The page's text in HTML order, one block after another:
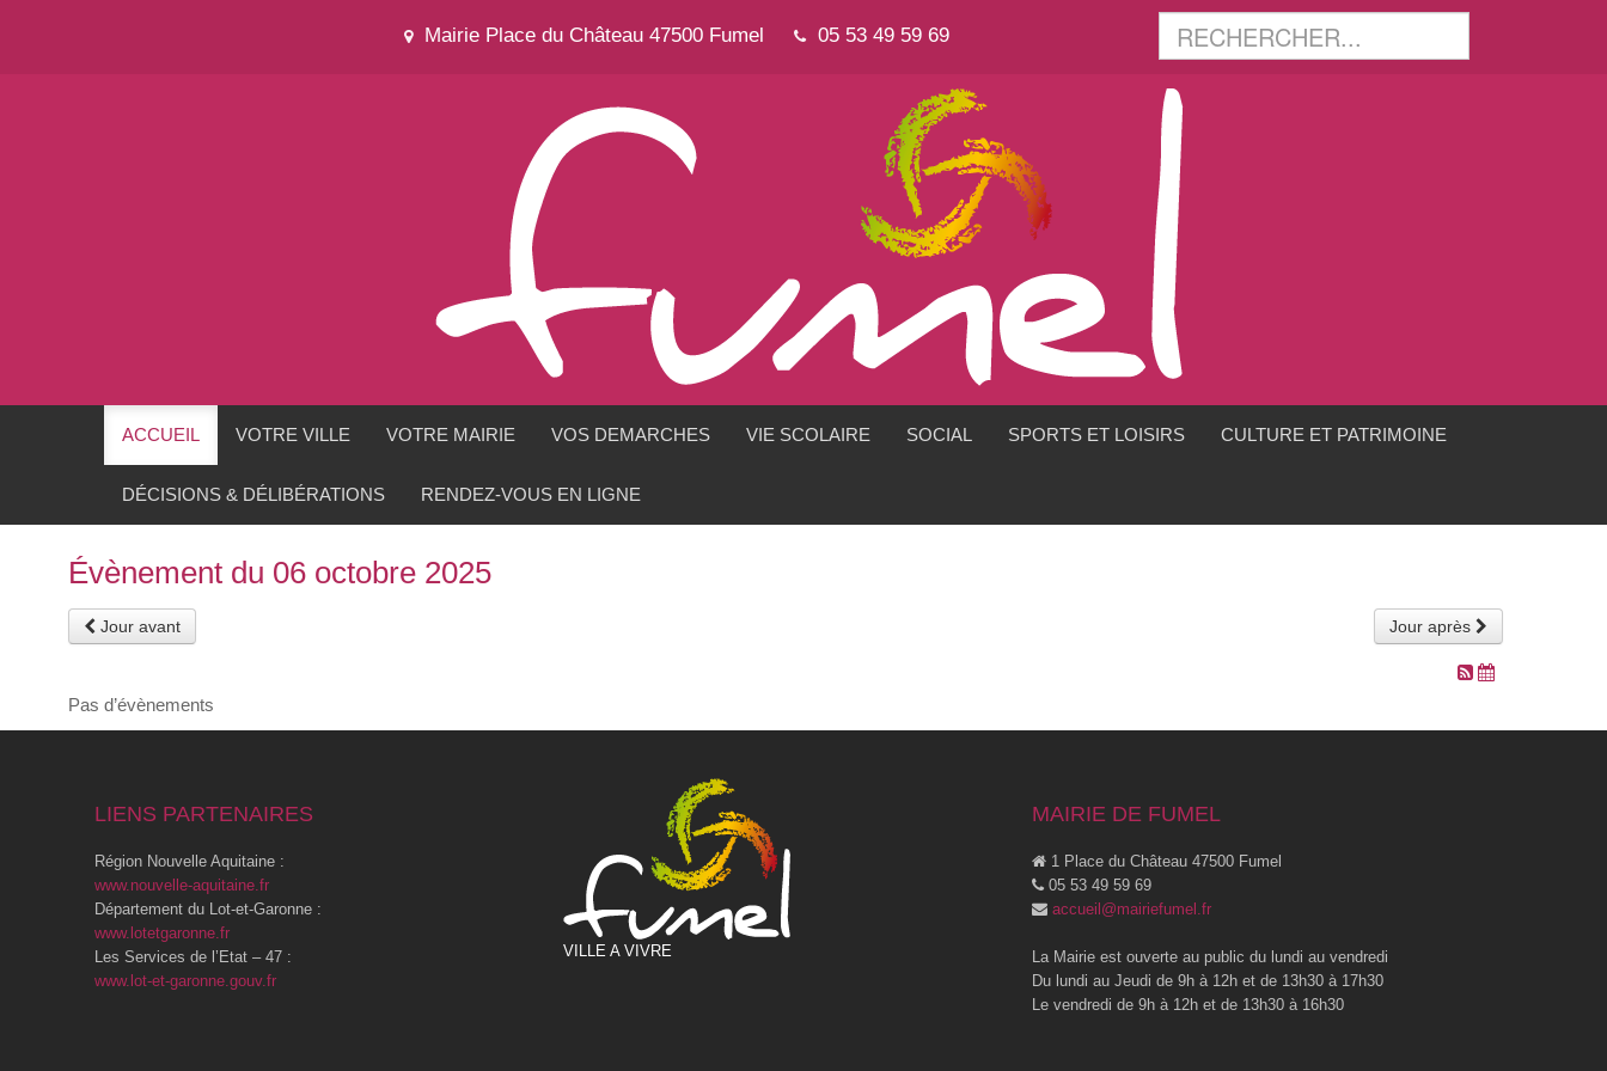
Mairie Place du Château 47500 Fumel 05 53 49 59 69
ACCUEIL VOTRE VILLE VOTRE MAIRIE VOS DEMARCHES VIE SCOLAIRE SOCIAL SPORTS ET LOISIRS CULTURE ET PATRIMOINE
DÉCISIONS & DÉLIBÉRATIONS RENDEZ-VOUS EN LIGNE
Évènement du 06 octobre 2025
Jour avant Jour après
Pas d’évènements
LIENS PARTENAIRES
Région Nouvelle Aquitaine :
www.nouvelle-aquitaine.fr
Département du Lot-et-Garonne :
www.lotetgaronne.fr
Les Services de l’Etat – 47 :
www.lot-et-garonne.gouv.fr
VILLE A VIVRE
MAIRIE DE FUMEL
1 Place du Château 47500 Fumel
05 53 49 59 69
accueil@mairiefumel.fr
La Mairie est ouverte au public du lundi au vendredi
Du lundi au Jeudi de 9h à 12h et de 13h30 à 17h30
Le vendredi de 9h à 12h et de 13h30 à 16h30